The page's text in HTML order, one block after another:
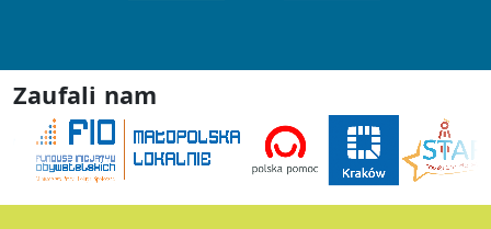
Zaufali nam